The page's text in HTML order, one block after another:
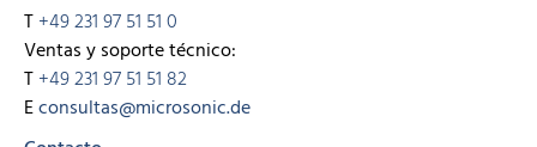
T+49 231 97 51 51 0
Ventas y soporte técnico:
T+49 231 97 51 51 82
Econsultas@microsonic.de